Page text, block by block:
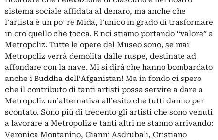
sistema sociale affidata al denaro, ma anche che
l’artista è un po’ re Mida, l’unico in grado di trasformare
in oro quello che tocca. E noi stiamo portando “valore” a
Metropoliz. Tutte le opere del Museo sono, se mai
Metropoliz verrà demolita dalle ruspe, destinate ad
affondare con la nave. Mi si dirà che hanno bombardato
anche i Buddha dell’Afganistan! Ma in fondo ci spero
che il contributo di tanti artisti possa servire a dare a
Metropoliz un’alternativa all’esito che tutti danno per
scontato. Sono più di trecento gli artisti che sono venuti
a lavorare a Metropoliz e tanti altri ne stanno arrivando:
Veronica Montanino, Gianni Asdrubali, Cristiano